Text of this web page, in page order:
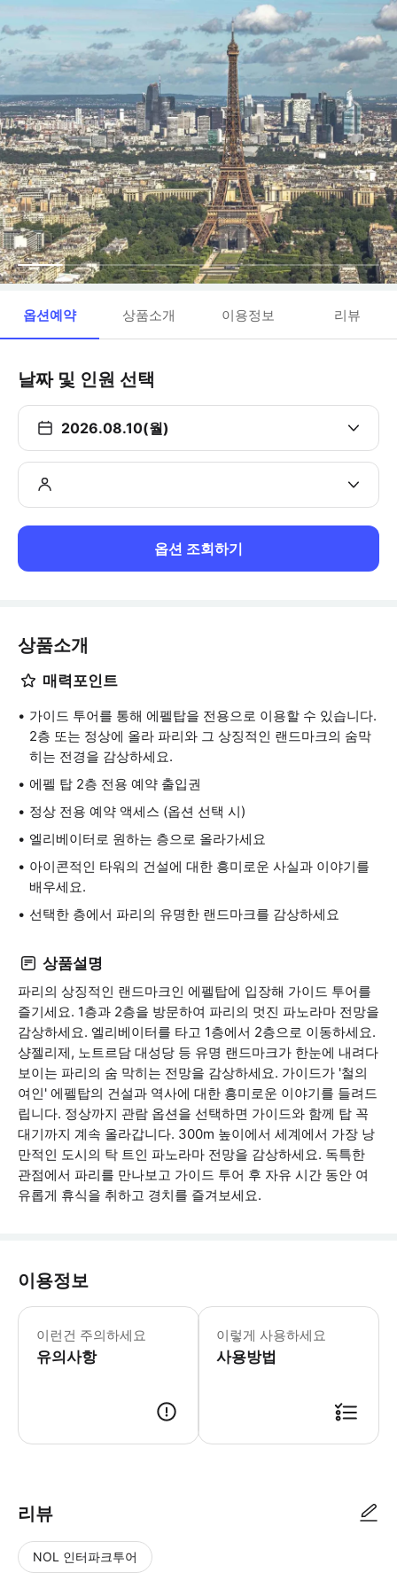
옵션예약 상품소개 이용정보 리뷰
날짜 및 인원 선택
2026.08.10(월)
옵션 조회하기
상품소개
매력포인트
가이드 투어를 통해 에펠탑을 전용으로 이용할 수 있습니다.
2층 또는 정상에 올라 파리와 그 상징적인 랜드마크의 숨막
히는 전경을 감상하세요.
에펠 탑 2층 전용 예약 출입권
정상 전용 예약 액세스 (옵션 선택 시)
엘리베이터로 원하는 층으로 올라가세요
아이콘적인 타워의 건설에 대한 흥미로운 사실과 이야기를
배우세요.
선택한 층에서 파리의 유명한 랜드마크를 감상하세요
상품설명
파리의 상징적인 랜드마크인 에펠탑에 입장해 가이드 투어를
즐기세요. 1층과 2층을 방문하여 파리의 멋진 파노라마 전망을
감상하세요. 엘리베이터를 타고 1층에서 2층으로 이동하세요.
샹젤리제, 노트르담 대성당 등 유명 랜드마크가 한눈에 내려다
보이는 파리의 숨 막히는 전망을 감상하세요. 가이드가 '철의
여인' 에펠탑의 건설과 역사에 대한 흥미로운 이야기를 들려드
립니다. 정상까지 관람 옵션을 선택하면 가이드와 함께 탑 꼭
대기까지 계속 올라갑니다. 300m 높이에서 세계에서 가장 낭
만적인 도시의 탁 트인 파노라마 전망을 감상하세요. 독특한
관점에서 파리를 만나보고 가이드 투어 후 자유 시간 동안 여
유롭게 휴식을 취하고 경치를 즐겨보세요.
이용정보
이런건 주의하세요
유의사항
악천후, 보수 공사 또는 안전상의 이
이렇게 사용하세요
사용방법
리뷰
NOL 인터파크투어